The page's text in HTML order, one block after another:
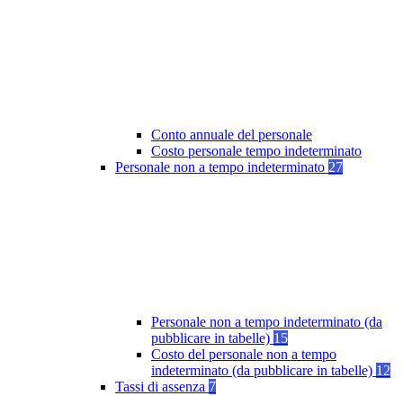
Conto annuale del personale
Costo personale tempo indeterminato
Personale non a tempo indeterminato 27
Personale non a tempo indeterminato (da
pubblicare in tabelle) 15
Costo del personale non a tempo
indeterminato (da pubblicare in tabelle) 12
Tassi di assenza 7